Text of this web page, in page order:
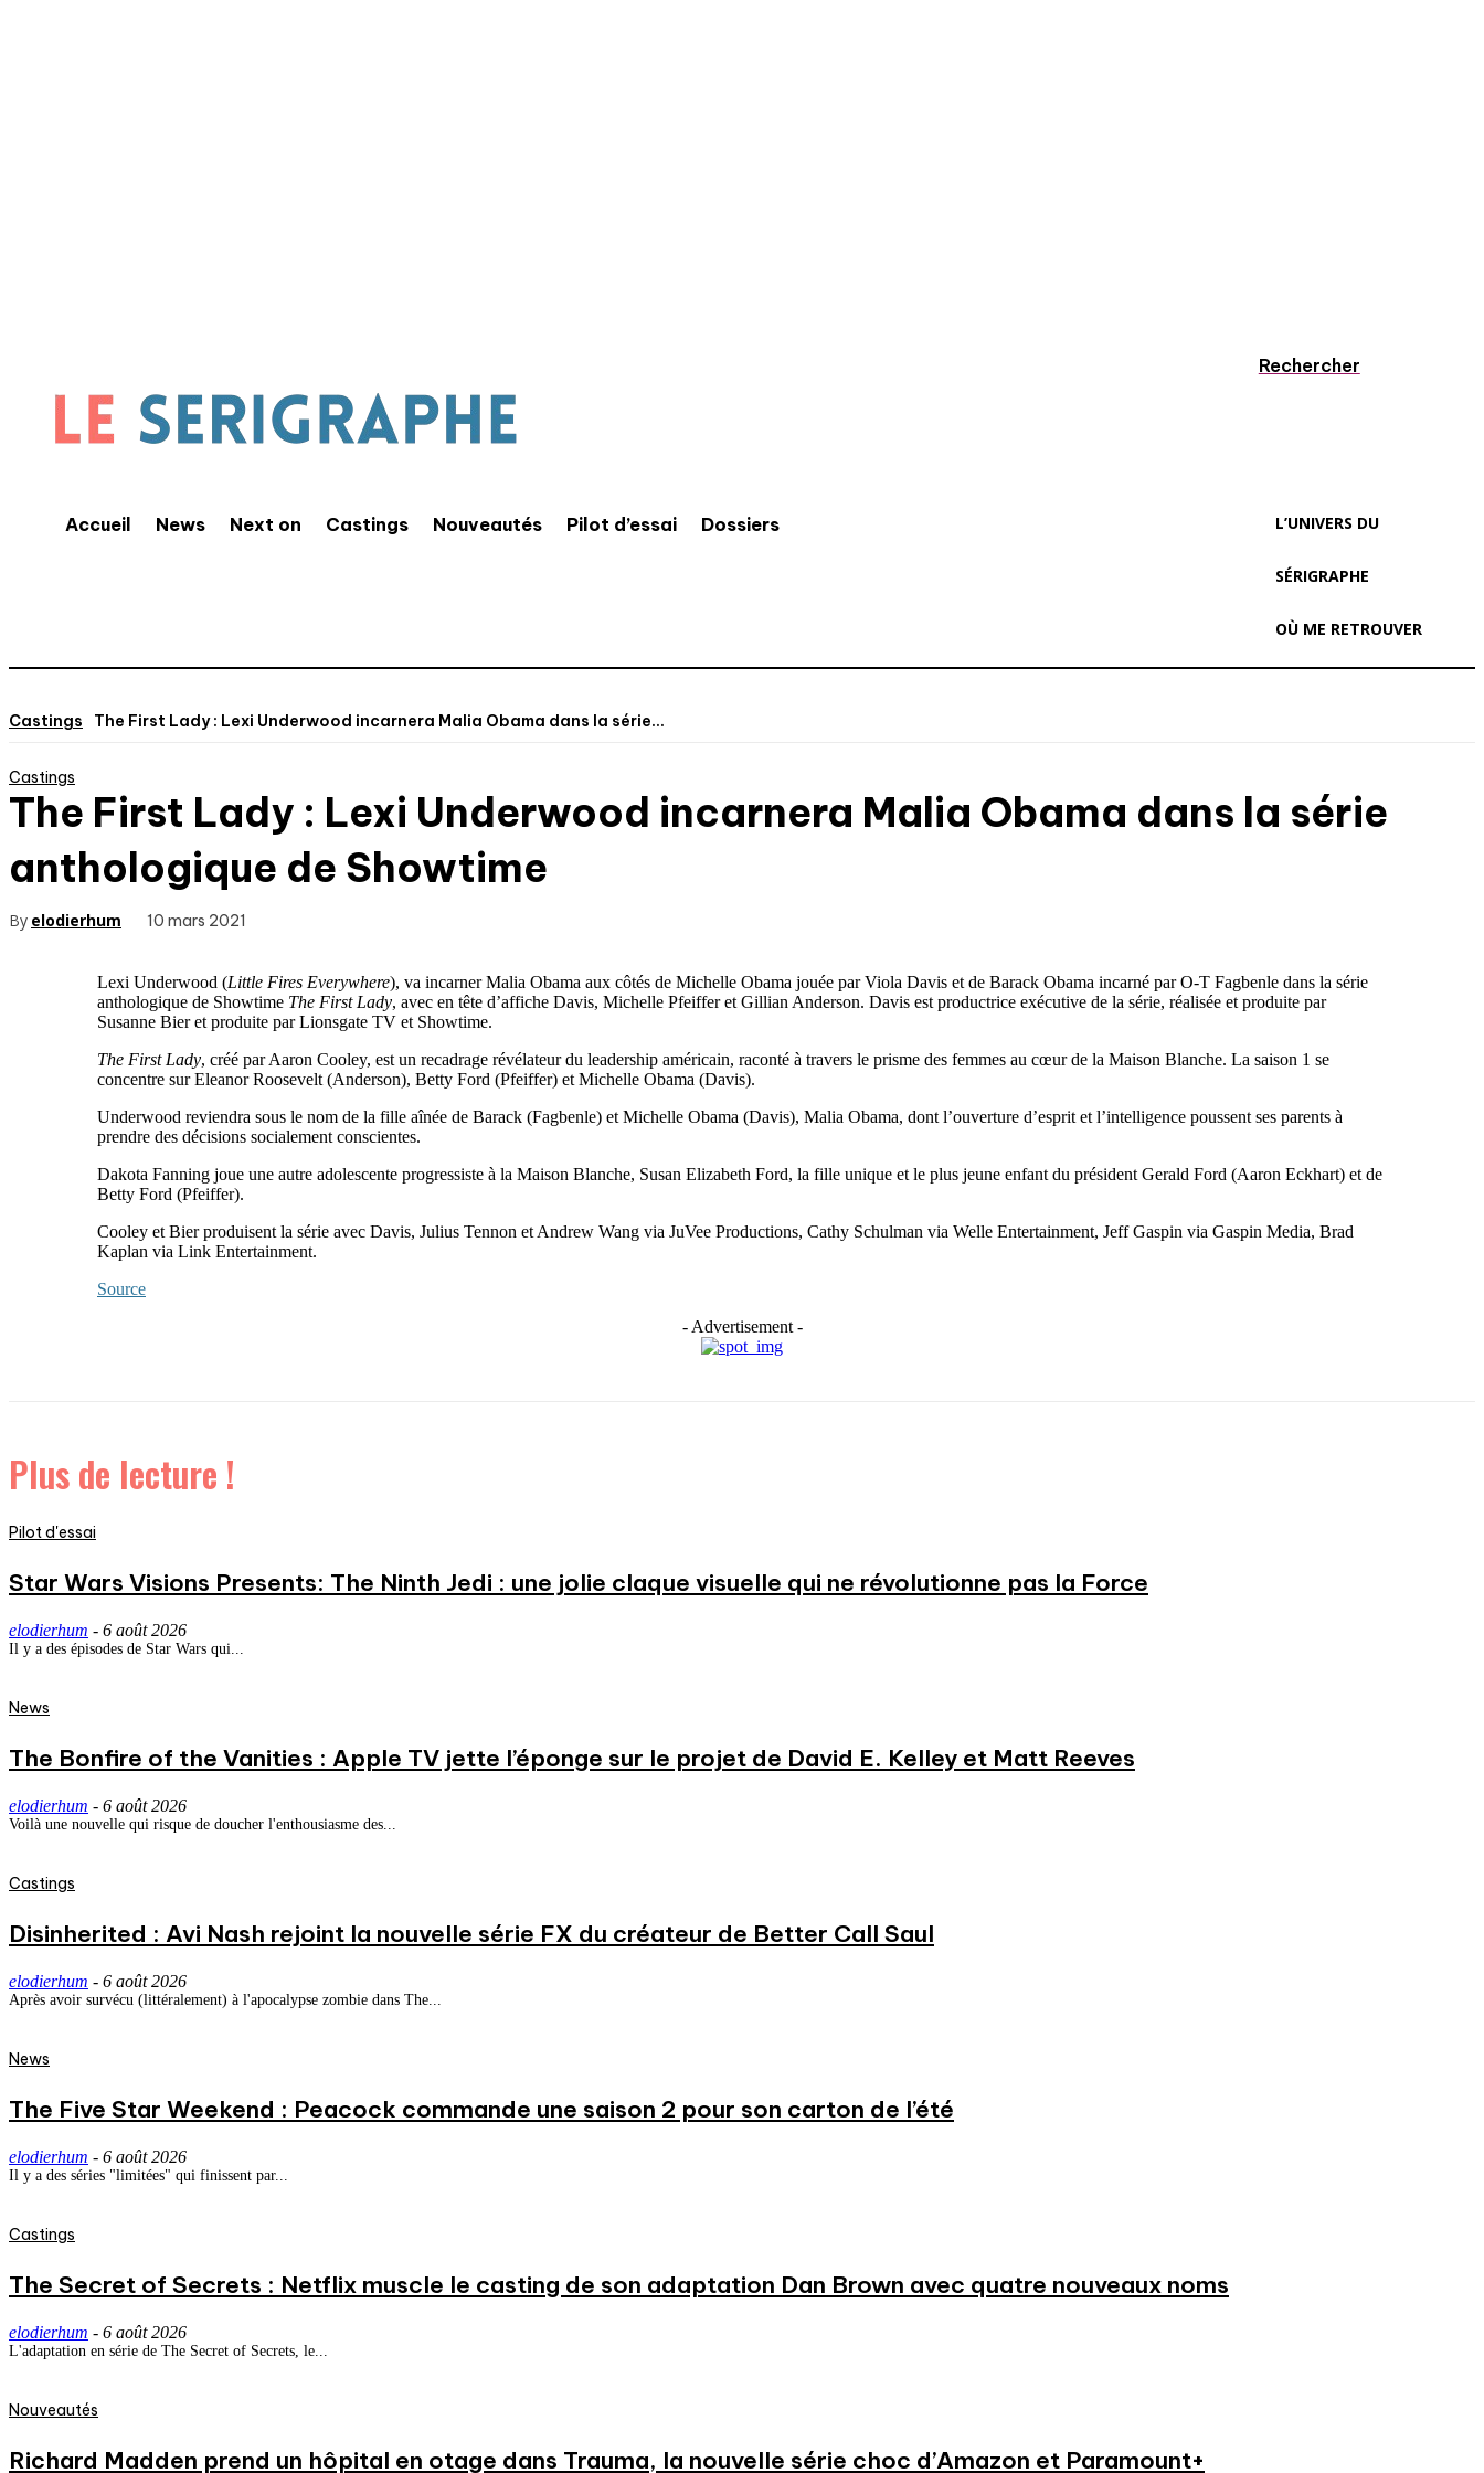
Accueil News Next on Castings Nouveautés Pilot d’essai Dossiers
Rechercher
L’UNIVERS DU
SÉRIGRAPHE
OÙ ME RETROUVER
Castings The First Lady : Lexi Underwood incarnera Malia Obama dans la série...
Castings
The First Lady : Lexi Underwood incarnera Malia Obama dans la série
anthologique de Showtime
By elodierhum 10 mars 2021
Lexi Underwood (Little Fires Everywhere), va incarner Malia Obama aux côtés de Michelle Obama jouée par Viola Davis et de Barack Obama incarné par O-T Fagbenle dans la série
anthologique de Showtime The First Lady, avec en tête d’affiche Davis, Michelle Pfeiffer et Gillian Anderson. Davis est productrice exécutive de la série, réalisée et produite par
Susanne Bier et produite par Lionsgate TV et Showtime.
The First Lady, créé par Aaron Cooley, est un recadrage révélateur du leadership américain, raconté à travers le prisme des femmes au cœur de la Maison Blanche. La saison 1 se
concentre sur Eleanor Roosevelt (Anderson), Betty Ford (Pfeiffer) et Michelle Obama (Davis).
Underwood reviendra sous le nom de la fille aînée de Barack (Fagbenle) et Michelle Obama (Davis), Malia Obama, dont l’ouverture d’esprit et l’intelligence poussent ses parents à
prendre des décisions socialement conscientes.
Dakota Fanning joue une autre adolescente progressiste à la Maison Blanche, Susan Elizabeth Ford, la fille unique et le plus jeune enfant du président Gerald Ford (Aaron Eckhart) et de
Betty Ford (Pfeiffer).
Cooley et Bier produisent la série avec Davis, Julius Tennon et Andrew Wang via JuVee Productions, Cathy Schulman via Welle Entertainment, Jeff Gaspin via Gaspin Media, Brad
Kaplan via Link Entertainment.
Source
- Advertisement -
Plus de lecture !
Pilot d'essai
Star Wars Visions Presents: The Ninth Jedi : une jolie claque visuelle qui ne révolutionne pas la Force
elodierhum - 6 août 2026
Il y a des épisodes de Star Wars qui...
News
The Bonfire of the Vanities : Apple TV jette l’éponge sur le projet de David E. Kelley et Matt Reeves
elodierhum - 6 août 2026
Voilà une nouvelle qui risque de doucher l'enthousiasme des...
Castings
Disinherited : Avi Nash rejoint la nouvelle série FX du créateur de Better Call Saul
elodierhum - 6 août 2026
Après avoir survécu (littéralement) à l'apocalypse zombie dans The...
News
The Five Star Weekend : Peacock commande une saison 2 pour son carton de l’été
elodierhum - 6 août 2026
Il y a des séries "limitées" qui finissent par...
Castings
The Secret of Secrets : Netflix muscle le casting de son adaptation Dan Brown avec quatre nouveaux noms
elodierhum - 6 août 2026
L'adaptation en série de The Secret of Secrets, le...
Nouveautés
Richard Madden prend un hôpital en otage dans Trauma, la nouvelle série choc d’Amazon et Paramount+